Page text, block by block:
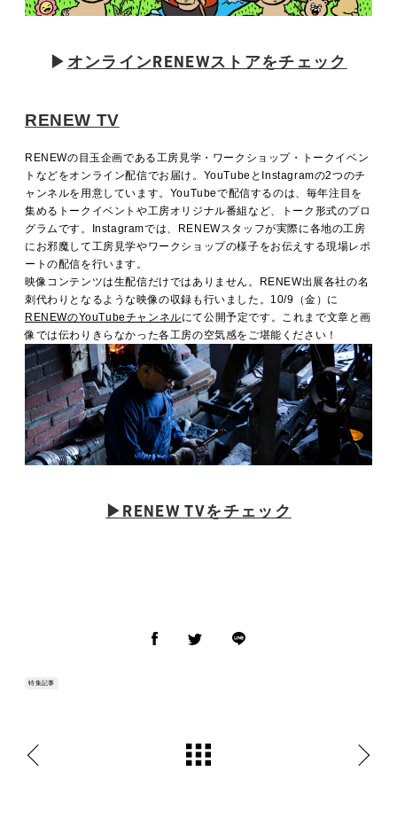
▶ オンラインRENEWストアをチェック
RENEW TV
RENEWの目玉企画である工房見学・ワークショップ・トークイベン
トなどをオンライン配信でお届け。YouTubeとInstagramの2つのチ
ャンネルを用意しています。YouTubeで配信するのは、毎年注目を
集めるトークイベントや工房オリジナル番組など、トーク形式のプロ
グラムです。Instagramでは、RENEWスタッフが実際に各地の工房
にお邪魔して工房見学やワークショップの様子をお伝えする現場レポ
ートの配信を行います。
映像コンテンツは生配信だけではありません。RENEW出展各社の名
刺代わりとなるような映像の収録も行いました。10/9（金）に
RENEWのYouTubeチャンネルにて公開予定です。これまで文章と画
像では伝わりきらなかった各工房の空気感をご堪能ください！
▶RENEW TVをチェック
特集記事